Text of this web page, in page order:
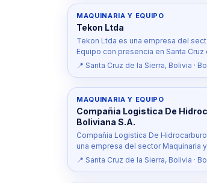
MAQUINARIA Y EQUIPO
Tekon Ltda
Tekon Ltda es una empresa del
Equipo con presencia en Santa
📍 Santa Cruz de la Sierra, Bolivia ·
MAQUINARIA Y EQUIPO
Compañia Logistica De
Boliviana S.A.
Compañia Logistica De
una empresa del sector Maquinaria
📍 Santa Cruz de la Sierra, Bolivia ·